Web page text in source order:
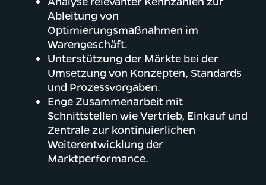
Ableitung von
Optimierungsmaßnahmen im
Warengeschäft.
Unterstützung der Märkte bei der
Umsetzung von Konzepten, Standards
und Prozessvorgaben.
Enge Zusammenarbeit mit
Schnittstellen wie Vertrieb, Einkauf und
Zentrale zur kontinuierlichen
Weiterentwicklung der
Marktperformance.